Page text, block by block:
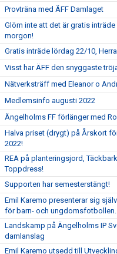
Provträna med ÄFF Damlaget
Glöm inte att det är gratis
morgon!
Gratis inträde lördag 22/10,
Visst har ÄFF den snyggaste
Nätverksträff med Eleanor o
Medlemsinfo augusti 2022
Ängelholms FF förlänger med
Halva priset (drygt) på Årskort
2022!
REA på planteringsjord,
Toppdress!
Supporten har semesterstängt!
Emil Karemo presenterar sig
för barn- och ungdomsfotbollen.
Landskamp på Ängelholms IP
damlanslag
Emil Karemo utsedd till